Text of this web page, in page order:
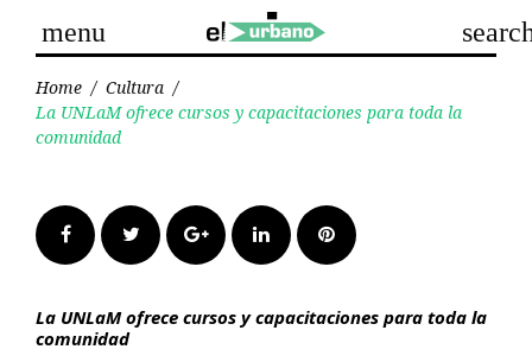
content
menu
Home / Cultura /
La UNLaM ofrece cursos y capacitaciones para toda la
comunidad
FacebookTwitter Google+LinkedInPinterest
La UNLaM ofrece cursos y capacitaciones para toda la
comunidad